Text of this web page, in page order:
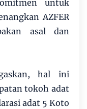
untuk
AZFER
asal dan
hal ini
tokoh adat
adat 5 Koto